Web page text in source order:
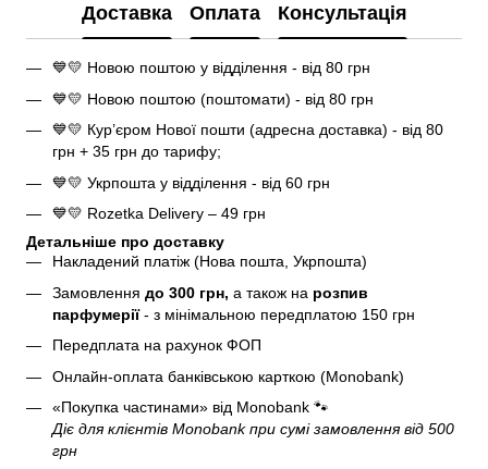
Доставка Оплата Консультація
💙💛 Новою поштою у відділення - від 80 грн
💙💛 Новою поштою (поштомати) - від 80 грн
💙💛 Кур’єром Нової пошти (адресна доставка) - від 80
грн + 35 грн до тарифу;
💙💛 Укрпошта у відділення - від 60 грн
💙💛 Rozetka Delivery – 49 грн
Детальніше про доставку
Накладений платіж (Нова пошта, Укрпошта)
Замовлення до 300 грн, а також на розпив
парфумерії- з мінімальною передплатою 150 грн
Передплата на рахунок ФОП
Онлайн-оплата банківською карткою (Monobank)
«Покупка частинами» від Monobank 🐾
Діє для клієнтів Monobank при сумі замовлення від 500
грн